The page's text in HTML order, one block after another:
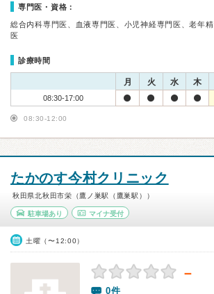
専門医・資格：
総合内科専門医、血液専門医、小児神経専門医、老年
医
診療時間
月 火 水 木
08:30-17:00
08:30-12:00
たかのす今村クリニック
秋田県北秋田市栄（鷹ノ巣駅（鷹巣駅））
駐車場あり マイナ受付
土曜（〜12:00）
－
0件